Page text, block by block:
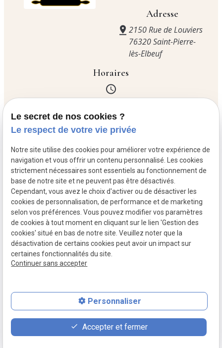
Adresse
2150 Rue de Louviers
76320 Saint-Pierre-
lès-Elbeuf
Horaires
Lundi
06:00 - 19:00
Mardi
Fermé
Mercredi
06:00 - 19:00
Jeudi
06:00 - 19:00
Vendredi
06:00 - 19:00
Samedi
06:30 - 19:00
Dimanche
06:30 - 13:00
Mentions légales
Politique de confidentialité
Gestion des cookies
place
Plan d'accès
feed
Devis
phone
02 78 77 17 13
Le secret de nos cookies ?
Le respect de votre vie privée
Notre site utilise des cookies pour améliorer votre expérience de
navigation et vous offrir un contenu personnalisé. Les cookies
strictement nécessaires sont essentiels au fonctionnement de
base de notre site et ne peuvent pas être désactivés.
Cependant, vous avez le choix d'activer ou de désactiver les
cookies de personnalisation, de performance et de marketing
selon vos préférences. Vous pouvez modifier vos paramètres
de cookies à tout moment en cliquant sur le lien 'Gestion des
cookies' situé en bas de notre site. Veuillez noter que la
désactivation de certains cookies peut avoir un impact sur
certaines fonctionnalités du site.
Continuer sans accepter
Personnaliser
Accepter et fermer